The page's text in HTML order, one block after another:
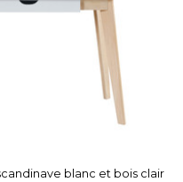
blanc et bois clair